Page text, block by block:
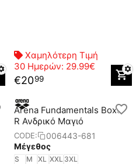
Χαμηλότερη Τιμή
30 Ημερών: 29.99€
€2099
Arena Fundamentals Boxer
R Ανδρικό Μαγιό
CODE:
006443-681
Μέγεθος
S M XL XXL 3XL